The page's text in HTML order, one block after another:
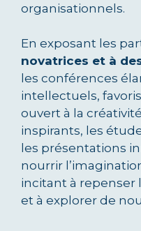
organisationnels.
En exposant les
novatrices et à
les conférences
intellectuels,
ouvert à la
inspirants, les
les présentations
nourrir
incitant à repenser
et à explorer de